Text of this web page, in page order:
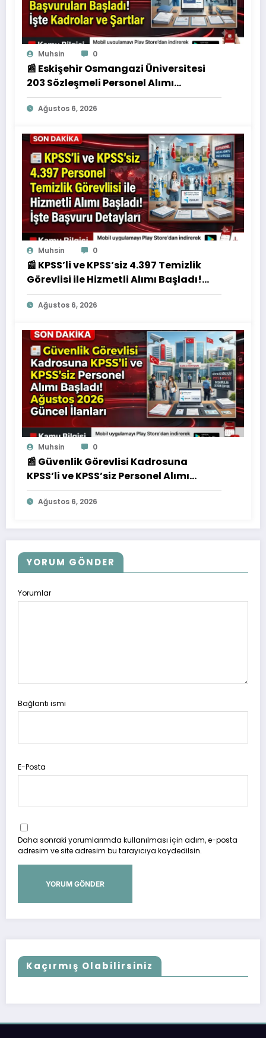
Muhsin 0
📰 Eskişehir Osmangazi Üniversitesi
203 Sözleşmeli Personel Alımı
Başvuruları Başladı! İşte Kadrolar ve
Şartlar
Ağustos 6, 2026
Muhsin 0
📰 KPSS’li ve KPSS’siz 4.397 Temizlik
Görevlisi ile Hizmetli Alımı Başladı!
İşte Başvuru Detayları
Ağustos 6, 2026
Muhsin 0
📰 Güvenlik Görevlisi Kadrosuna
KPSS’li ve KPSS’siz Personel Alımı
Başladı! Ağustos 2026 Güncel İlanları
Ağustos 6, 2026
YORUM GÖNDER
Yorumlar
Bağlantı ismi
E-Posta
Daha sonraki yorumlarımda kullanılması için adım, e-posta
adresim ve site adresim bu tarayıcıya kaydedilsin.
Kaçırmış Olabilirsiniz